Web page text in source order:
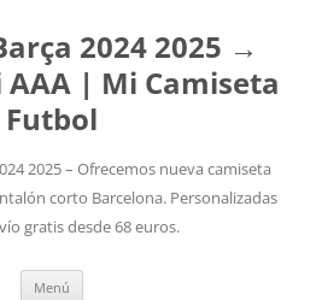
2024 2025 →
AAA | Mi Camiseta
Futbol
2025 – Ofrecemos nueva camiseta
corto Barcelona. Personalizadas
gratis desde 68 euros.
Menú